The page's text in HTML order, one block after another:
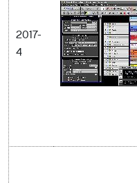
2017-
4